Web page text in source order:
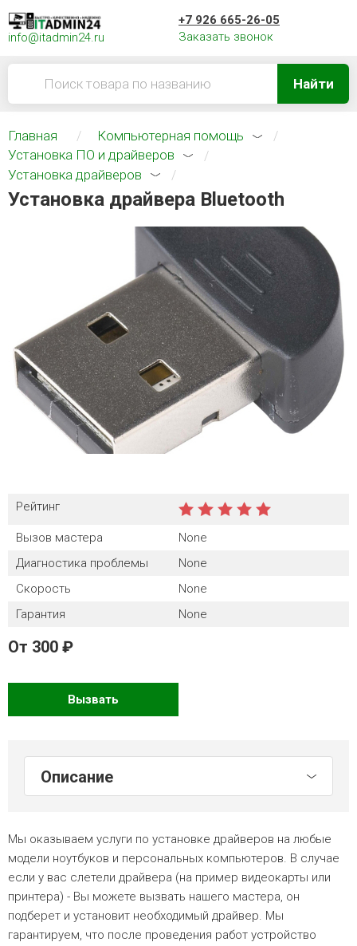
info@itadmin24.ru
+7 926 665-26-05
Заказать звонок
Найти
Главная
Компьютерная помощь
Установка ПО и драйверов
Установка драйверов
Установка драйвера Bluetooth
Рейтинг
Вызов мастера
None
Диагностика проблемы
None
Скорость
None
Гарантия
None
От 300
Вызвать
Описание
Мы оказываем услуги по установке драйверов на любые
модели ноутбуков и персональных компьютеров. В случае
если у вас слетели драйвера (на пример видеокарты или
принтера) - Вы можете вызвать нашего мастера, он
подберет и установит необходимый драйвер. Мы
гарантируем, что после проведения работ устройство